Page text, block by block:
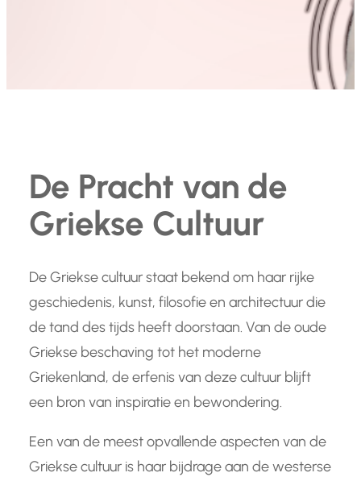
De Pracht van de
Griekse Cultuur
De Griekse cultuur staat bekend om haar rijke
geschiedenis, kunst, filosofie en architectuur die
de tand des tijds heeft doorstaan. Van de oude
Griekse beschaving tot het moderne
Griekenland, de erfenis van deze cultuur blijft
een bron van inspiratie en bewondering.
Een van de meest opvallende aspecten van de
Griekse cultuur is haar bijdrage aan de westerse